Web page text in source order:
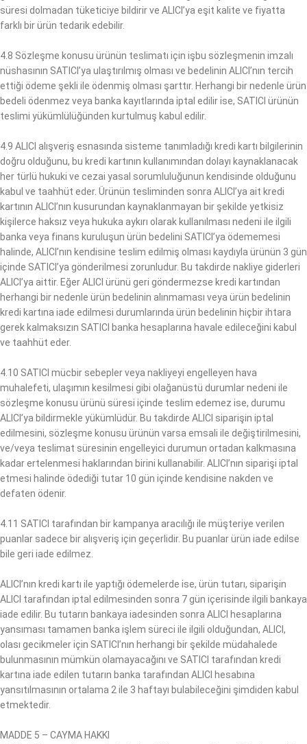
süresi dolmadan tüketiciye bildirir ve ALICI’ya eşit kalite ve fiyatta
farklı bir ürün tedarik edebilir.
4.8 Sözleşme konusu ürünün teslimatı için işbu sözleşmenin imzalı
nüshasının SATICI’ya ulaştırılmış olması ve bedelinin ALICI’nın tercih
ettiği ödeme şekli ile ödenmiş olması şarttır. Herhangi bir nedenle ürün
bedeli ödenmez veya banka kayıtlarında iptal edilir ise, SATICI ürünün
teslimi yükümlülüğünden kurtulmuş kabul edilir.
4.9 ALICI alışveriş esnasında sisteme tanımladığı kredi kartı bilgilerinin
doğru olduğunu, bu kredi kartının kullanımından dolayı kaynaklanacak
her türlü hukuki ve cezai yasal sorumluluğunun kendisinde olduğunu
kabul ve taahhüt eder. Ürünün tesliminden sonra ALICI’ya ait kredi
kartının ALICI’nın kusurundan kaynaklanmayan bir şekilde yetkisiz
kişilerce haksız veya hukuka aykırı olarak kullanılması nedeni ile ilgili
banka veya finans kuruluşun ürün bedelini SATICI’ya ödememesi
halinde, ALICI’nın kendisine teslim edilmiş olması kaydıyla ürünün 3 gün
içinde SATICI’ya gönderilmesi zorunludur. Bu takdirde nakliye giderleri
ALICI’ya aittir. Eğer ALICI ürünü geri göndermezse kredi kartından
herhangi bir nedenle ürün bedelinin alınmaması veya ürün bedelinin
kredi kartına iade edilmesi durumlarında ürün bedelinin hiçbir ihtara
gerek kalmaksızın SATICI banka hesaplarına havale edileceğini kabul
ve taahhüt eder.
4.10 SATICI mücbir sebepler veya nakliyeyi engelleyen hava
muhalefeti, ulaşımın kesilmesi gibi olağanüstü durumlar nedeni ile
sözleşme konusu ürünü süresi içinde teslim edemez ise, durumu
ALICI’ya bildirmekle yükümlüdür. Bu takdirde ALICI siparişin iptal
edilmesini, sözleşme konusu ürünün varsa emsali ile değiştirilmesini,
ve/veya teslimat süresinin engelleyici durumun ortadan kalkmasına
kadar ertelenmesi haklarından birini kullanabilir. ALICI’nın siparişi iptal
etmesi halinde ödediği tutar 10 gün içinde kendisine nakden ve
defaten ödenir.
4.11 SATICI tarafından bir kampanya aracılığı ile müşteriye verilen
puanlar sadece bir alışveriş için geçerlidir. Bu puanlar ürün iade edilse
bile geri iade edilmez.
ALICI’nın kredi kartı ile yaptığı ödemelerde ise, ürün tutarı, siparişin
ALICI tarafından iptal edilmesinden sonra 7 gün içerisinde ilgili bankaya
iade edilir. Bu tutarın bankaya iadesinden sonra ALICI hesaplarına
yansıması tamamen banka işlem süreci ile ilgili olduğundan, ALICI,
olası gecikmeler için SATICI’nın herhangi bir şekilde müdahalede
bulunmasının mümkün olamayacağını ve SATICI tarafından kredi
kartına iade edilen tutarın banka tarafından ALICI hesabına
yansıtılmasının ortalama 2 ile 3 haftayı bulabileceğini şimdiden kabul
etmektedir.
MADDE 5 – CAYMA HAKKI